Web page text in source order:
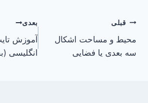
راهبری
نوشته
قبلی
محیط و مساحت اشکال
سه بعدی یا فضایی
بعدی
آموزش
انگلیسی